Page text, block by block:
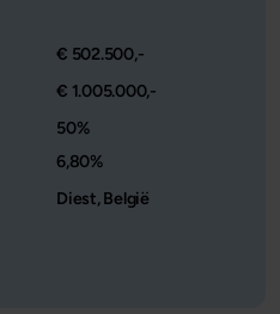
€ 502.500,-
€ 1.005.000,-
afgezet tegen de waarde van
50%
6,80%
Diest, België
Diest, België - Leensom: